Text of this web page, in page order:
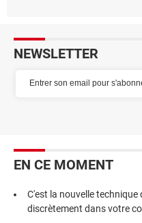
NEWSLETTER
EN CE MOMENT
C'est la nouvelle
discrètement dans votre